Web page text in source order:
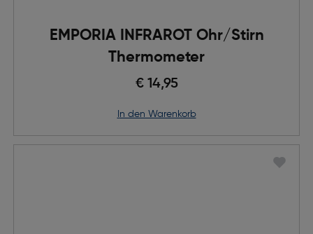
EMPORIA INFRAROT Ohr/Stirn
Thermometer
€ 14,95
in den Warenkorb